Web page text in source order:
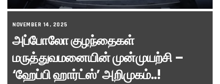
NOVEMBER 14, 2025
அப்போலோ குழந்தைகள்
மருத்துவமனையின் முன்முயற்சி –
‘ஹேப்பி ஹார்ட்ஸ்’ அறிமுகம்..!